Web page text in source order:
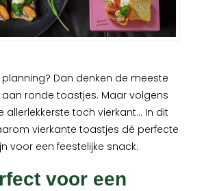
Dan denken de meeste
ronde toastjes. Maar volgens
allerlekkerste toch vierkant… In dit
vierkante toastjes dé perfecte
voor een feestelijke snack.
voor een